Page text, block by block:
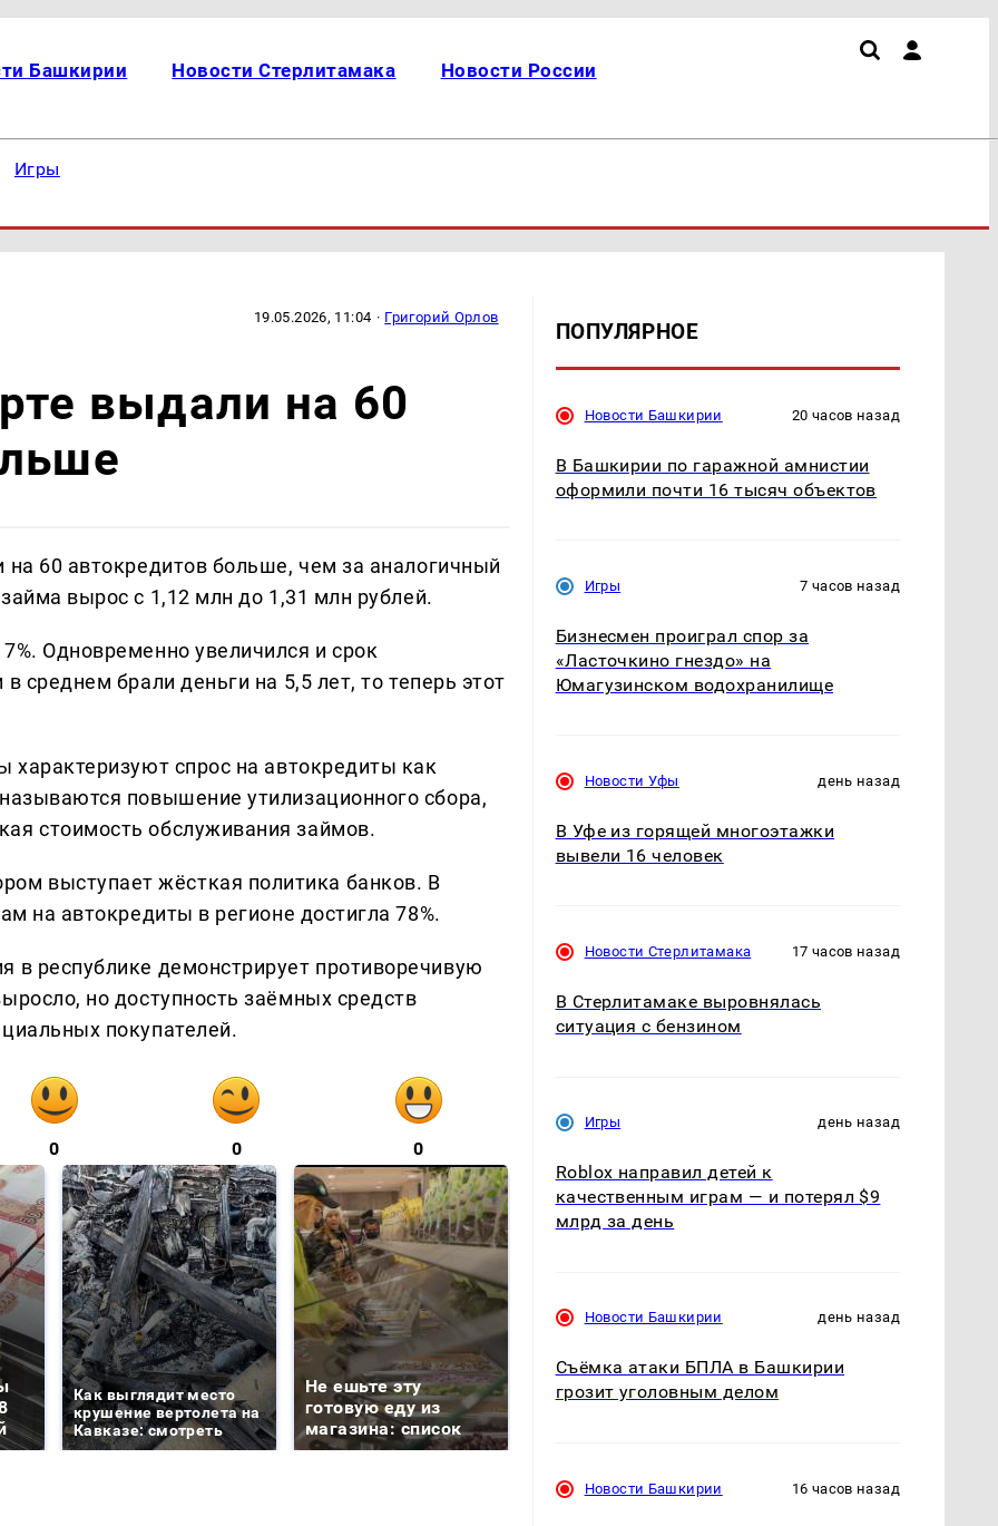
Башкирии Новости Стерлитамака Новости России
Игры
19.05.2026, 11:04 · Григорий Орлов
выдали на 60
60 автокредитов больше, чем за аналогичный
вырос с 1,12 млн до 1,31 млн рублей.
Одновременно увеличился и срок
среднем брали деньги на 5,5 лет, то теперь этот
характеризуют спрос на автокредиты как
повышение утилизационного сбора,
стоимость обслуживания займов.
выступает жёсткая политика банков. В
на автокредиты в регионе достигла 78%.
в республике демонстрирует противоречивую
но доступность заёмных средств
покупателей.
0 0 0
Как выглядит место
крушение вертолета на
Кавказе: смотреть
Не ешьте эту
готовую еду из
магазина: список
В ОАЭ произошло
жестокое убийство
Все новости по
ПОПУЛЯРНОЕ
Новости Башкирии 20 часов назад
В Башкирии по гаражной амнистии
оформили почти 16 тысяч объектов
Игры 7 часов назад
Бизнесмен проиграл спор за
«Ласточкино гнездо» на
Юмагузинском водохранилище
Новости Уфы день назад
В Уфе из горящей многоэтажки
вывели 16 человек
Новости Стерлитамака 17 часов назад
В Стерлитамаке выровнялась
ситуация с бензином
Игры день назад
Roblox направил детей к
качественным играм — и потерял $9
млрд за день
Новости Башкирии день назад
Съёмка атаки БПЛА в Башкирии
грозит уголовным делом
Новости Башкирии 16 часов назад